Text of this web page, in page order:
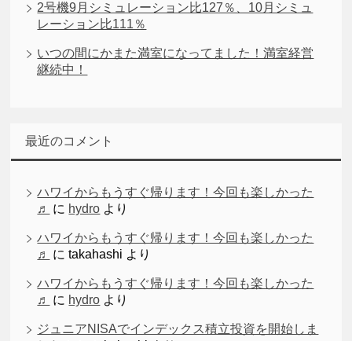
2号機9月シミュレーション比127％、10月シミュ
レーション比111％
いつの間にかまた満室になってました！満室経営
継続中！
最近のコメント
ハワイからもうすぐ帰ります！今回も楽しかった
♬
に hydro より
ハワイからもうすぐ帰ります！今回も楽しかった
♬
にtakahashi より
ハワイからもうすぐ帰ります！今回も楽しかった
♬
に hydro より
ジュニアNISAでインデックス積立投資を開始しま